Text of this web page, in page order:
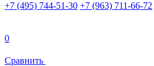
+7 (495) 744-51-30 +7 (963) 711-66-72
0
Сравнить